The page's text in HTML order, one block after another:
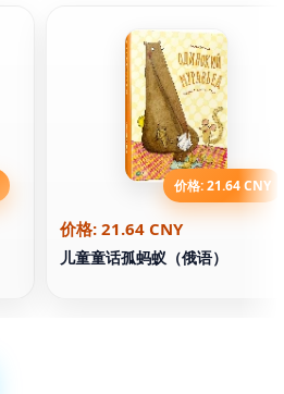
价格: 21.64 CNY
价格: 21.64 CNY
儿童童话孤蚂蚁（俄语）